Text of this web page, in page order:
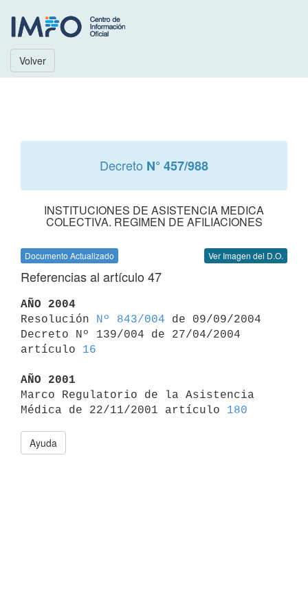
Volver
Decreto N° 457/988
INSTITUCIONES DE ASISTENCIA MEDICA
COLECTIVA. REGIMEN DE AFILIACIONES
Documento Actualizado Ver Imagen del D.O.
Referencias al artículo 47
AÑO 2004
Resolución
Nº 843/004 de 09/09/2004
Decreto Nº 139/004 de 27/04/2004
artículo 16
AÑO 2001
Marco Regulatorio de la Asistencia
Médica de 22/11/2001 artículo 180
Ayuda